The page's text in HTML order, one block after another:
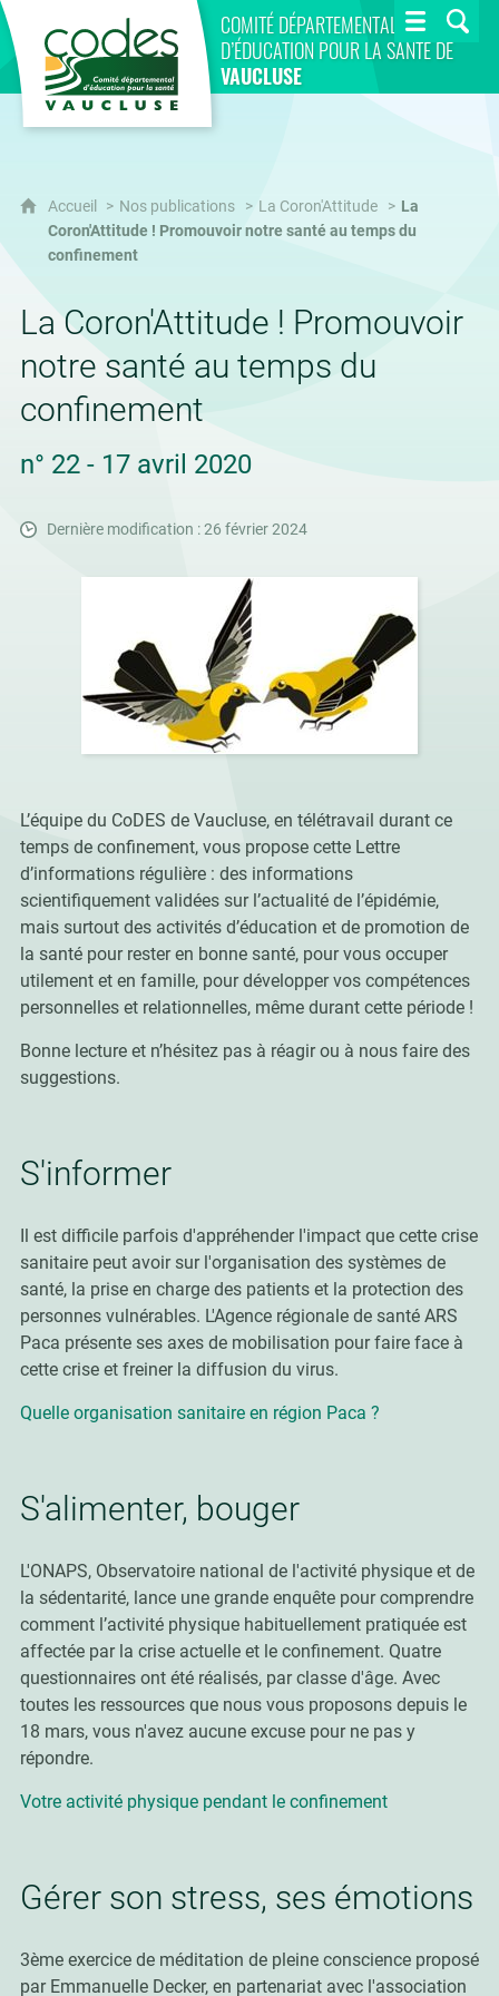
COMITÉ DÉPARTEMENTAL
D’ÉDUCATION POUR LA SANTÉ DE
VAUCLUSE
CoDES 84
Accueil Nos publications La Coron'Attitude
La
Coron'Attitude ! Promouvoir notre santé au temps du
confinement
La Coron'Attitude ! Promouvoir
notre santé au temps du
confinement
n° 22 - 17 avril 2020
Dernière modification : 26 février 2024
L’équipe du CoDES de Vaucluse, en télétravail durant ce
temps de confinement, vous propose cette Lettre
d’informations régulière : des informations
scientifiquement validées sur l’actualité de l’épidémie,
mais surtout des activités d’éducation et de promotion de
la santé pour rester en bonne santé, pour vous occuper
utilement et en famille, pour développer vos compétences
personnelles et relationnelles, même durant cette période !
Bonne lecture et n’hésitez pas à réagir ou à nous faire des
suggestions.
S'informer
Il est difficile parfois d'appréhender l'impact que cette crise
sanitaire peut avoir sur l'organisation des systèmes de
santé, la prise en charge des patients et la protection des
personnes vulnérables. L'Agence régionale de santé ARS
Paca présente ses axes de mobilisation pour faire face à
cette crise et freiner la diffusion du virus.
Quelle organisation sanitaire en région Paca ?
S'alimenter, bouger
L'ONAPS, Observatoire national de l'activité physique et de
la sédentarité, lance une grande enquête pourcomprendre
comment l’activité physique habituellement pratiquée est
affectée par la crise actuelle et le confinement. Quatre
questionnaires ont été réalisés, par classe d'âge. Avec
toutes les ressources que nous vous proposons depuis le
18 mars, vous n'avez aucune excuse pour ne pas y
répondre.
Votre activité physique pendant le confinement
Gérer son stress, ses émotions
3ème exercice de méditation de pleine conscience proposé
par Emmanuelle Decker, en partenariat avec l'association